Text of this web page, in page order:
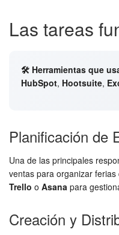
Las tareas
🛠️ Herramientas que
HubSpot, Hootsuite,
Planificación de
Una de las principales
ventas para organizar
Trello o Asana para
Creación y